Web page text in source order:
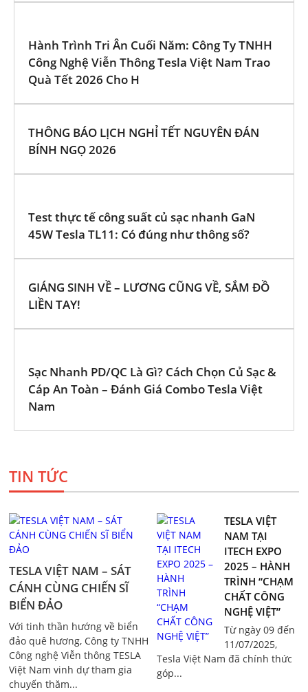
Hành Trình Tri Ân Cuối Năm: Công Ty TNHH
Công Nghệ Viễn Thông Tesla Việt Nam Trao
Quà Tết 2026 Cho H
THÔNG BÁO LỊCH NGHỈ TẾT NGUYÊN ĐÁN
BÍNH NGỌ 2026
Test thực tế công suất củ sạc nhanh GaN
45W Tesla TL11: Có đúng như thông số?
GIÁNG SINH VỀ – LƯƠNG CŨNG VỀ, SẮM ĐỒ
LIỀN TAY!
Sạc Nhanh PD/QC Là Gì? Cách Chọn Củ Sạc &
Cáp An Toàn – Đánh Giá Combo Tesla Việt
Nam
TIN TỨC
TESLA VIỆT NAM – SÁT
CÁNH CÙNG CHIẾN SĨ
BIỂN ĐẢO
Với tinh thần hướng về biển
đảo quê hương, Công ty TNHH
Công nghệ Viễn thông TESLA
Việt Nam vinh dự tham gia
chuyến thăm...
TESLA VIỆT
NAM TẠI
ITECH EXPO
2025 – HÀNH
TRÌNH “CHẠM
CHẤT CÔNG
NGHỆ VIỆT”
Từ ngày 09 đến
11/07/2025,
Tesla Việt Nam đã chính thức
góp...